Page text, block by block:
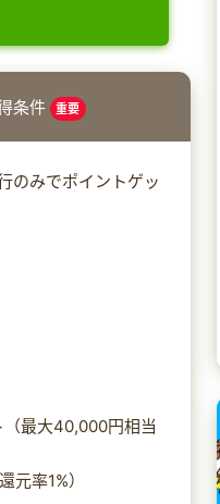
条件 重要
のみでポイントゲッ
最大40,000円相当
率1%）